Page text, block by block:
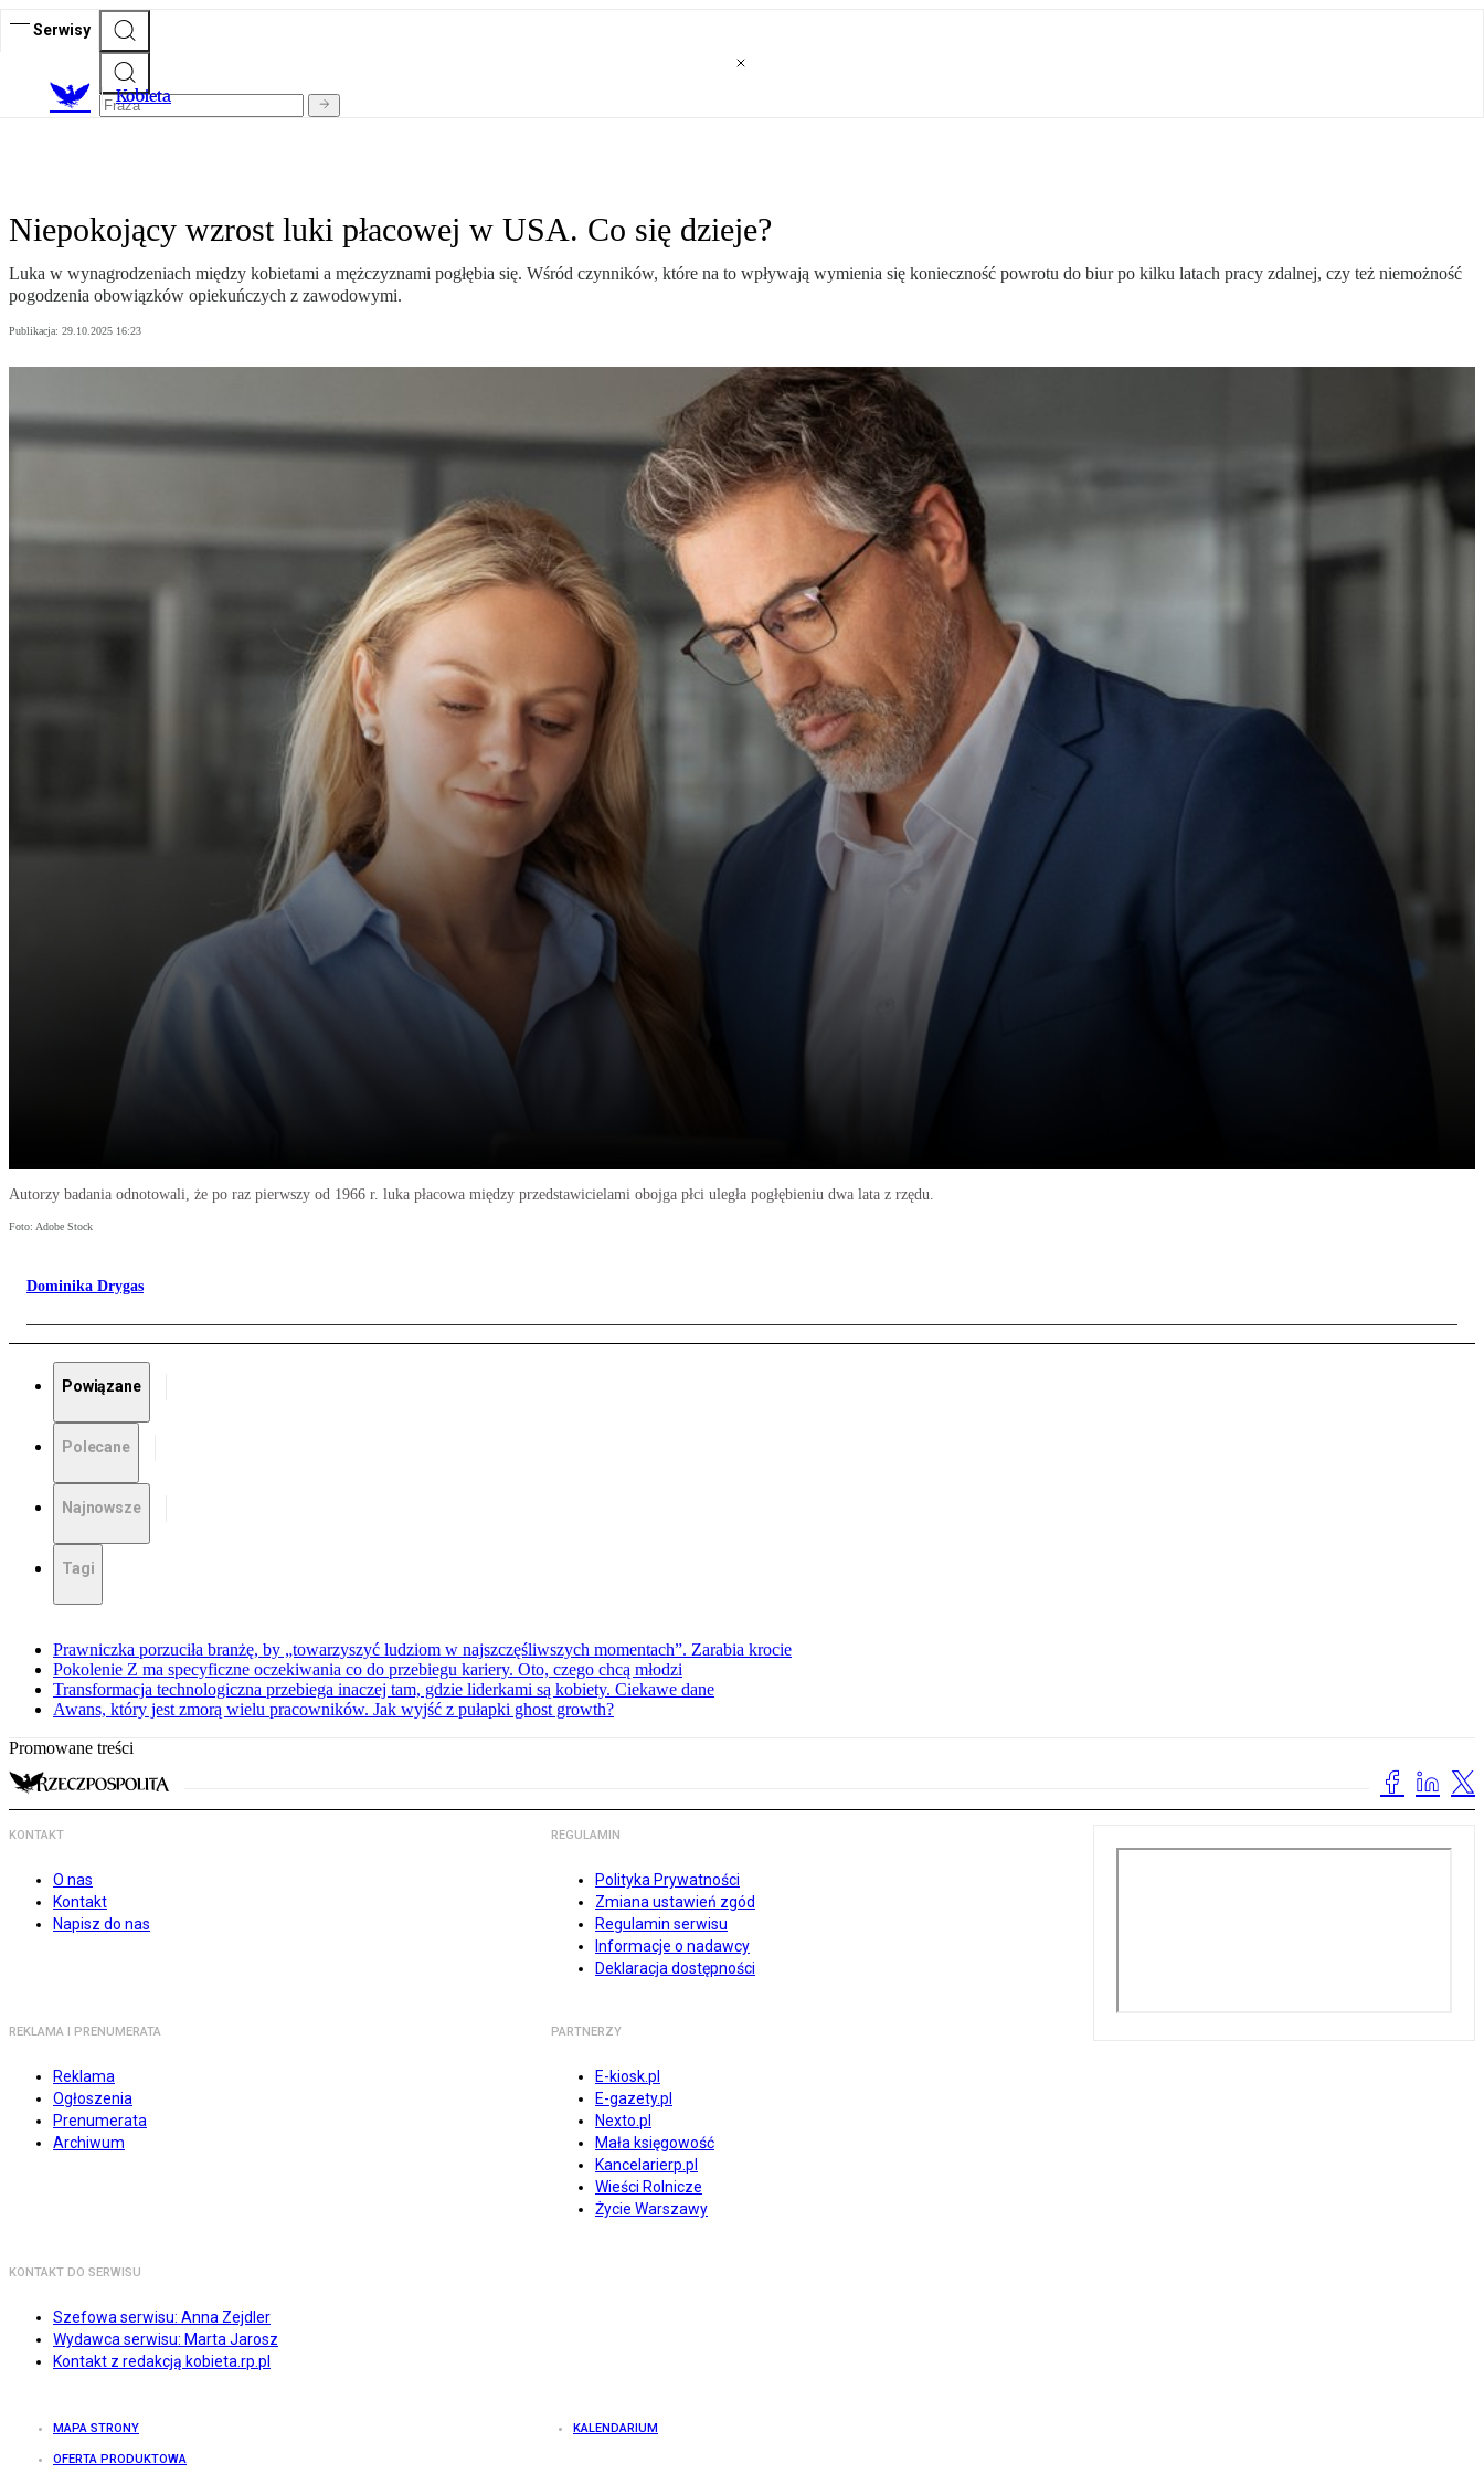
Serwisy
Kobieta
Niepokojący wzrost luki płacowej w USA. Co się dzieje?
Luka w wynagrodzeniach między kobietami a mężczyznami pogłębia się. Wśród czynników, które na to wpływają wymienia się konieczność powrotu do biur po kilku latach pracy zdalnej, czy też niemożność
pogodzenia obowiązków opiekuńczych z zawodowymi.
Publikacja: 29.10.2025 16:23
Autorzy badania odnotowali, że po raz pierwszy od 1966 r. luka płacowa między przedstawicielami obojga płci uległa pogłębieniu dwa lata z rzędu.
Foto: Adobe Stock
Dominika Drygas
Powiązane
Polecane
Najnowsze
Tagi
Prawniczka porzuciła branżę, by „towarzyszyć ludziom w najszczęśliwszych momentach”. Zarabia krocie
Pokolenie Z ma specyficzne oczekiwania co do przebiegu kariery. Oto, czego chcą młodzi
Transformacja technologiczna przebiega inaczej tam, gdzie liderkami są kobiety. Ciekawe dane
Awans, który jest zmorą wielu pracowników. Jak wyjść z pułapki ghost growth?
Promowane treści
KONTAKT
O nas
Kontakt
Napisz do nas
REGULAMIN
Polityka Prywatności
Zmiana ustawień zgód
Regulamin serwisu
Informacje o nadawcy
Deklaracja dostępności
REKLAMA I PRENUMERATA
Reklama
Ogłoszenia
Prenumerata
Archiwum
PARTNERZY
E-kiosk.pl
E-gazety.pl
Nexto.pl
Mała księgowość
Kancelarierp.pl
Wieści Rolnicze
Życie Warszawy
KONTAKT DO SERWISU
Szefowa serwisu: Anna Zejdler
Wydawca serwisu: Marta Jarosz
Kontakt z redakcją kobieta.rp.pl
MAPA STRONY KALENDARIUM
OFERTA PRODUKTOWA